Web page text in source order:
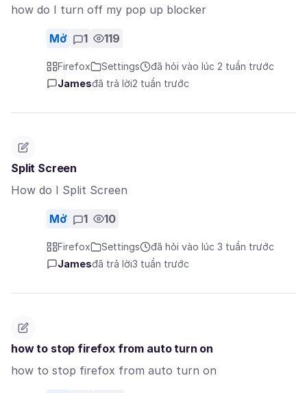
how do I turn off my pop up blocker
Mở 1 119
Firefox Settings
đã hỏi vào lúc 2 tuần trước
Jamesđã trả lời2 tuần trước
Split Screen
How do I Split Screen
Mở 1 10
Firefox Settings
đã hỏi vào lúc 3 tuần trước
Jamesđã trả lời3 tuần trước
how to stop firefox from auto turn on
how to stop firefox from auto turn on